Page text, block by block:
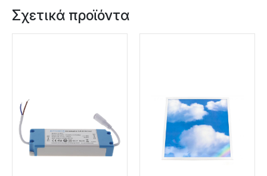
Σχετικά προϊόντα